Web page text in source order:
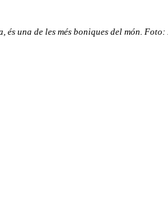
és una de les més boniques del món. Foto: